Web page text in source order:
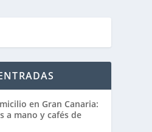
en Gran Canaria:
a mano y cafés de